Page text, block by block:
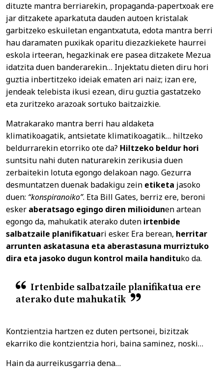
dituzte mantra berriarekin, propaganda-papertxoak ere
jar ditzakete aparkatuta dauden autoen kristalak
garbitzeko eskuiletan engantxatuta, edota mantra berri
hau daramaten puxikak oparitu diezazkiekete haurrei
eskola irteeran, hegazkinak ere pasea ditzakete Mezua
idatzita duen banderarekin… Injektatu dieten diru hori
guztia inbertitzeko ideiak ematen ari naiz; izan ere,
jendeak telebista ikusi ezean, diru guztia gastatzeko
eta zuritzeko arazoak sortuko baitzaizkie.
Matrakarako mantra berri hau aldaketa
klimatikoagatik, antsietate klimatikoagatik… hiltzeko
beldurrarekin etorriko ote da? Hiltzeko beldur hori
suntsitu nahi duten naturarekin zerikusia duen
zerbaitekin lotuta egongo delakoan nago. Gezurra
desmuntatzen duenak badakigu zein etiketa jasoko
duen: “konspiranoiko”. Eta Bill Gates, berriz ere, beroni
esker aberatsago egingo diren milioidunen artean
egongo da, mahukatik aterako duten irtenbide
salbatzaile planifikatuari esker. Era berean, herritar
arrunten askatasuna eta aberastasuna murriztuko
dira eta jasoko dugun kontrol maila handituko da.
Irtenbide salbatzaile planifikatua ere
aterako dute mahukatik
Kontzientzia hartzen ez duten pertsonei, bizitzak
ekarriko die kontzientzia hori, baina saminez, noski…
Hain da aurreikusgarria dena…